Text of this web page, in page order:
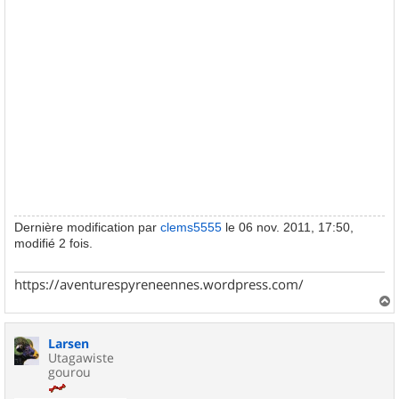
Dernière modification par clems5555 le 06 nov. 2011, 17:50,
modifié 2 fois.
https://aventurespyreneennes.wordpress.com/
a
Larsen
Utagawiste
gourou